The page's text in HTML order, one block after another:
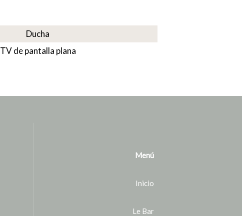
Ducha
TV de pantalla plana
Menú
Inicio
Le Bar